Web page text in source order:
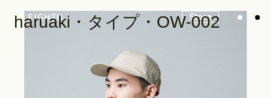
Store
haruaki・タイプ・OW-002